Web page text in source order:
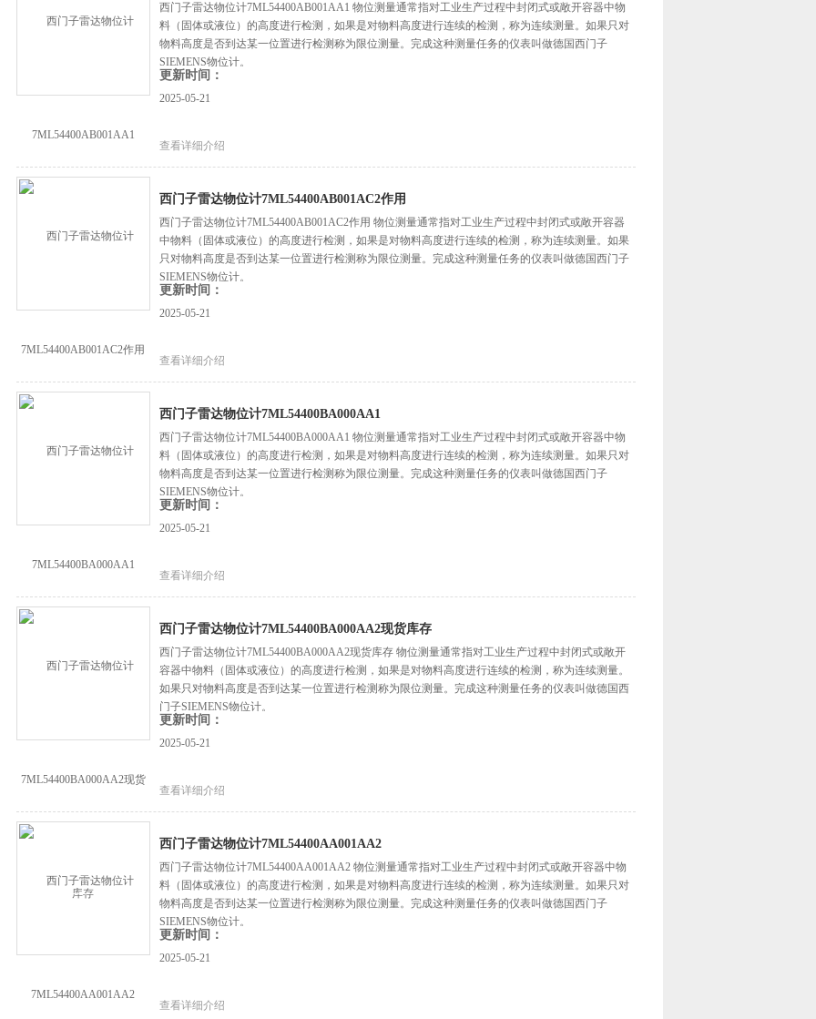
西门子雷达物位计7ML54400AB001AA1 物位测量通常指对工业生产过程中封闭式或敞开容器中物
料（固体或液位）的高度进行检测，如果是对物料高度进行连续的检测，称为连续测量。如果只对
物料高度是否到达某一位置进行检测称为限位测量。完成这种测量任务的仪表叫做德国西门子
SIEMENS物位计。
更新时间：
2025-05-21
查看详细介绍
西门子雷达物位计7ML54400AB001AC2作用
西门子雷达物位计7ML54400AB001AC2作用 物位测量通常指对工业生产过程中封闭式或敞开容器
中物料（固体或液位）的高度进行检测，如果是对物料高度进行连续的检测，称为连续测量。如果
只对物料高度是否到达某一位置进行检测称为限位测量。完成这种测量任务的仪表叫做德国西门子
SIEMENS物位计。
更新时间：
2025-05-21
查看详细介绍
西门子雷达物位计7ML54400BA000AA1
西门子雷达物位计7ML54400BA000AA1 物位测量通常指对工业生产过程中封闭式或敞开容器中物
料（固体或液位）的高度进行检测，如果是对物料高度进行连续的检测，称为连续测量。如果只对
物料高度是否到达某一位置进行检测称为限位测量。完成这种测量任务的仪表叫做德国西门子
SIEMENS物位计。
更新时间：
2025-05-21
查看详细介绍
西门子雷达物位计7ML54400BA000AA2现货库存
西门子雷达物位计7ML54400BA000AA2现货库存 物位测量通常指对工业生产过程中封闭式或敞开
容器中物料（固体或液位）的高度进行检测，如果是对物料高度进行连续的检测，称为连续测量。
如果只对物料高度是否到达某一位置进行检测称为限位测量。完成这种测量任务的仪表叫做德国西
门子SIEMENS物位计。
更新时间：
2025-05-21
查看详细介绍
西门子雷达物位计7ML54400AA001AA2
西门子雷达物位计7ML54400AA001AA2 物位测量通常指对工业生产过程中封闭式或敞开容器中物
料（固体或液位）的高度进行检测，如果是对物料高度进行连续的检测，称为连续测量。如果只对
物料高度是否到达某一位置进行检测称为限位测量。完成这种测量任务的仪表叫做德国西门子
SIEMENS物位计。
更新时间：
2025-05-21
查看详细介绍